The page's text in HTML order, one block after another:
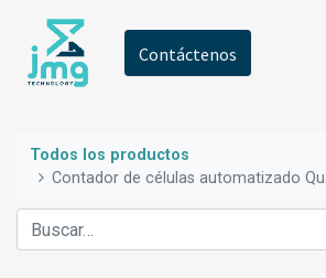
Contáctenos
Todos los productos
Contador de células automatizado